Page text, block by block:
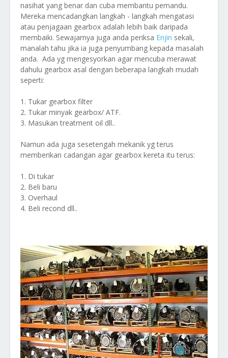
nasihat yang benar dan cuba membantu pemandu.
Mereka mencadangkan langkah - langkah mengatasi
atau penjagaan gearbox adalah lebih baik daripada
membaiki. Sewajarnya juga anda periksa Enjin sekali,
manalah tahu jika ia juga penyumbang kepada masalah
anda. Ada yg mengesyorkan agar mencuba merawat
dahulu gearbox asal dengan beberapa langkah mudah
seperti:
1. Tukar gearbox filter
2. Tukar minyak gearbox/ ATF.
3. Masukan treatment oil dll..
Namun ada juga sesetengah mekanik yg terus
memberikan cadangan agar gearbox kereta itu terus:
1. Di tukar
2. Beli baru
3. Overhaul
4. Beli recond dll..